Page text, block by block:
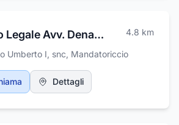
Studio Legale Avv. Denaro 4.8 km
Umberto I, snc, Mandatoriccio
Dettagli